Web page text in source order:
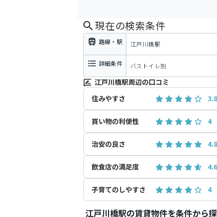
現在の検索条件
路線・駅 江戸川橋駅
詳細条件 バストイレ別
江戸川橋駅周辺の口コミ
住みやすさ
3.8
買い物の利便性 4
治安の良さ 4.8
飲食店の満足度 4.6
子育てのしやすさ 4
江戸川橋駅の賃貸物件を条件から